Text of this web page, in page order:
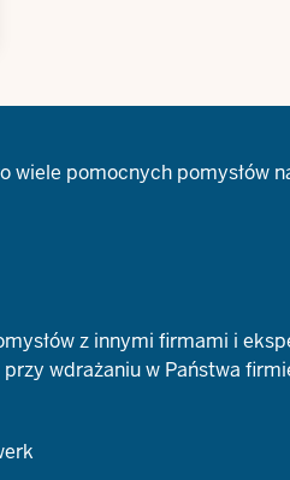
wiele pomocnych pomysłów
z innymi firmami i
wdrażaniu w Państwa